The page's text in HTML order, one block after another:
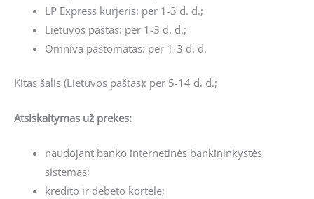
LP Express kurjeris: per 1-3 d. d.;
Lietuvos paštas: per 1-3 d. d.;
Omniva paštomatas: per 1-3 d. d.
Kitas šalis (Lietuvos paštas): per 5-14 d. d.;
Atsiskaitymas už prekes:
naudojant banko internetinės bankininkystės
sistemas;
kredito ir debeto kortele;